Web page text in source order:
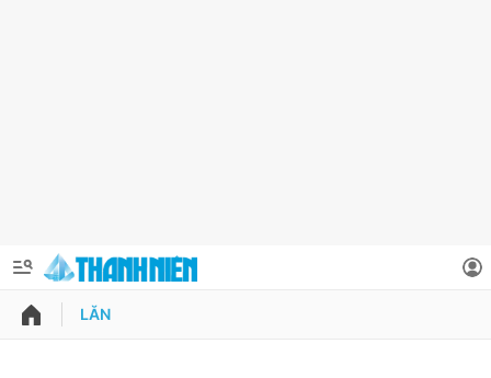
QUẢNG CÁO
LĂN